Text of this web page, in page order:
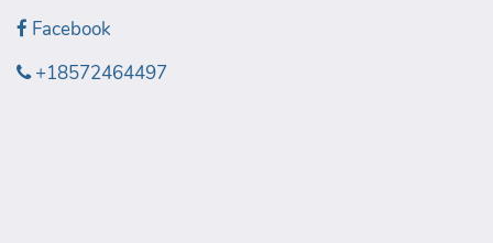
Facebook
+18572464497